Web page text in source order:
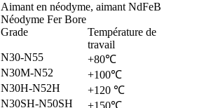
Aimant en néodyme, aimant NdFeB
Néodyme Fer Bore
Grade
Température de
travail
N30-N55
+80℃
N30M-N52
+100℃
N30H-N52H
+120 ℃
N30SH-N50SH